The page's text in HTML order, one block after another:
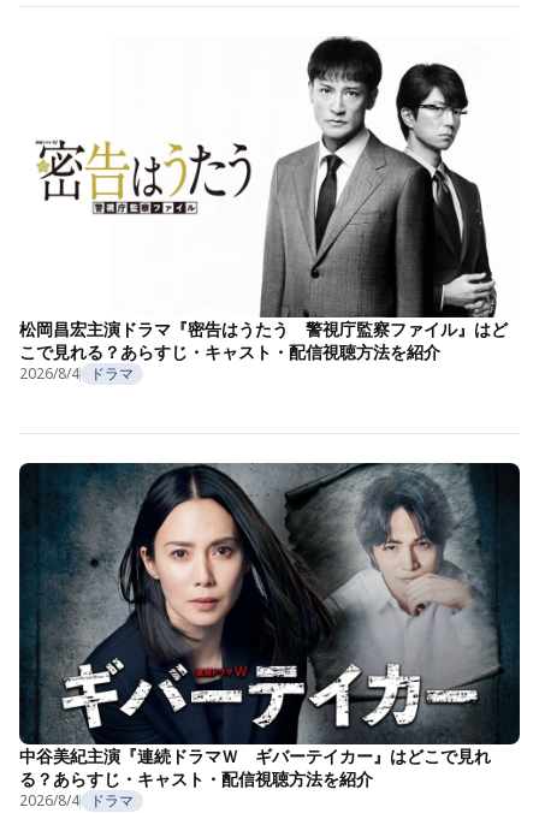
松岡昌宏主演ドラマ『密告はうたう 警視庁監察ファイル』はど
こで見れる？あらすじ・キャスト・配信視聴方法を紹介
2026/8/4 ドラマ
中谷美紀主演『連続ドラマＷ ギバーテイカー』はどこで見れ
る？あらすじ・キャスト・配信視聴方法を紹介
2026/8/4 ドラマ